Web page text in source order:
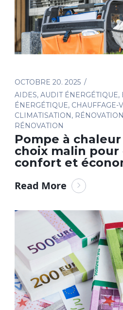
OCTOBRE 20. 2025
AIDES, AUDIT ÉNERGÉTIQUE,
ÉNERGÉTIQUE, CHAUFFAGE-
CLIMATISATION,
RÉNOVATION
Pompe à
choix malin
confort et
Read More